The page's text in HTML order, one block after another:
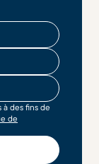
des fins de
de